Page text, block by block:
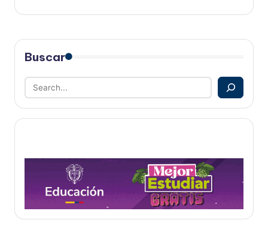
Buscar